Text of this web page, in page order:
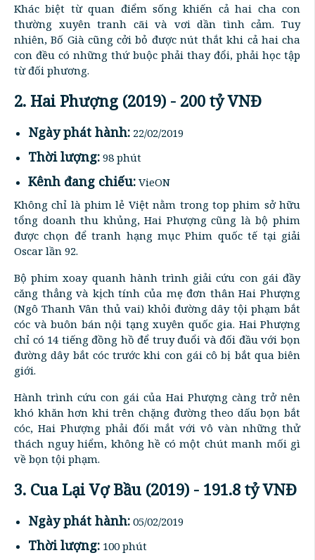
Khác biệt từ quan điểm sống khiến cả hai cha con
thường xuyên tranh cãi và vơi dần tình cảm. Tuy
nhiên, Bố Già cũng cởi bỏ được nút thắt khi cả hai cha
con đều có những thứ buộc phải thay đổi, phải học tập
từ đối phương.
2. Hai Phượng (2019) - 200 tỷ VNĐ
Ngày phát hành: 22/02/2019
Thời lượng: 98 phút
Kênh đang chiếu: VieON
Không chỉ là phim lẻ Việt nằm trong top phim sở hữu
tổng doanh thu khủng, Hai Phượng cũng là bộ phim
được chọn để tranh hạng mục Phim quốc tế tại giải
Oscar lần 92.
Bộ phim xoay quanh hành trình giải cứu con gái đầy
căng thẳng và kịch tính của mẹ đơn thân Hai Phượng
(Ngô Thanh Vân thủ vai) khỏi đường dây tội phạm bắt
cóc và buôn bán nội tạng xuyên quốc gia. Hai Phượng
chỉ có 14 tiếng đồng hồ để truy đuổi và đối đầu với bọn
đường dây bắt cóc trước khi con gái cô bị bắt qua biên
giới.
Hành trình cứu con gái của Hai Phượng càng trở nên
khó khăn hơn khi trên chặng đường theo dấu bọn bắt
cóc, Hai Phượng phải đối mắt với vô vàn những thử
thách nguy hiểm, không hề có một chút manh mối gì
về bọn tội phạm.
3. Cua Lại Vợ Bầu (2019) - 191.8 tỷ VNĐ
Ngày phát hành: 05/02/2019
Thời lượng: 100 phút